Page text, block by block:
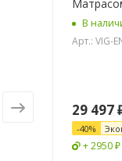
В
Арт.: VIG-
29 497
-40%
+ 2950